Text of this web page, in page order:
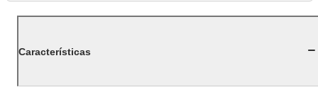
Características